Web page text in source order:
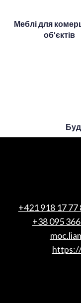
Меблі для
об'єктів
+421 918 17 77
+38 095